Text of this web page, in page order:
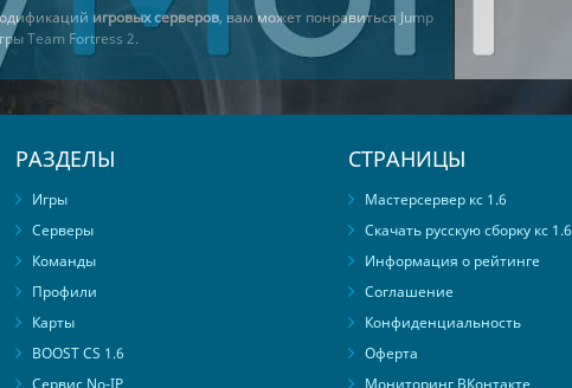
игровых серверов, вам может понравиться Jump
Team Fortress 2.
РАЗДЕЛЫ
Игры
Серверы
Команды
Профили
Карты
BOOST CS 1.6
Сервис No-IP
СТРАНИЦЫ
Мастерсервер кс 1.6
Скачать русскую сборку кс 1.6
Информация о рейтинге
Соглашение
Конфиденциальность
Оферта
Мониторинг ВКонтакте